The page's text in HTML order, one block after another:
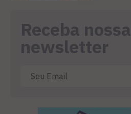
Receba nossa
newsletter